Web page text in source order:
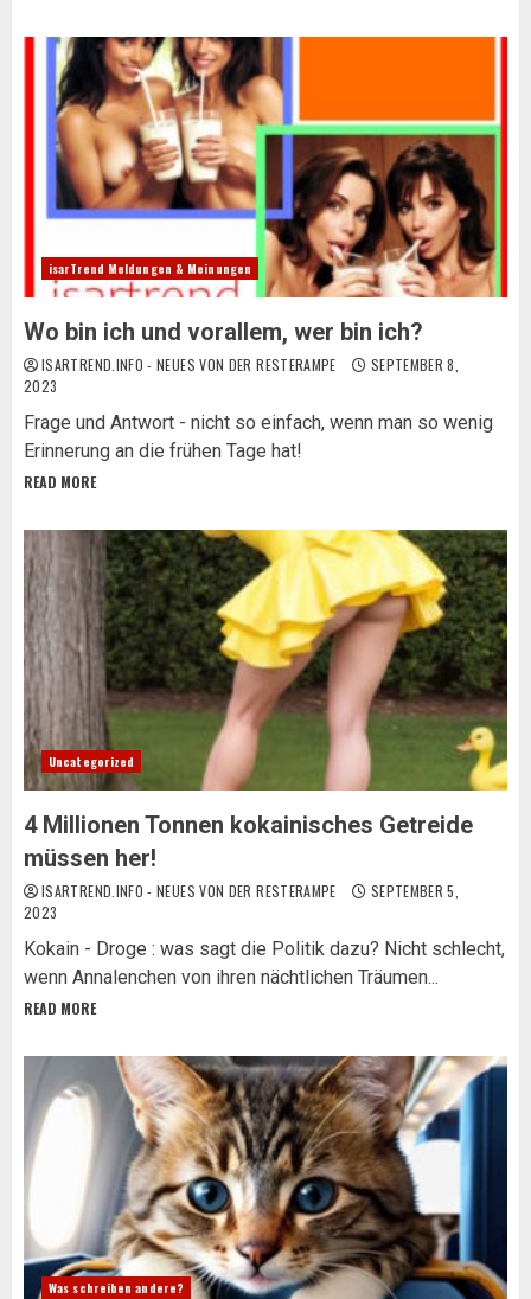
isarTrend Meldungen & Meinungen
Wo bin ich und vorallem, wer bin ich?
ISARTREND.INFO - NEUES VON DER RESTERAMPE
SEPTEMBER 8,
2023
Frage und Antwort - nicht so einfach, wenn man so wenig
Erinnerung an die frühen Tage hat!
READ MORE
Uncategorized
4 Millionen Tonnen kokainisches Getreide
müssen her!
ISARTREND.INFO - NEUES VON DER RESTERAMPE
SEPTEMBER 5,
2023
Kokain - Droge : was sagt die Politik dazu? Nicht schlecht,
wenn Annalenchen von ihren nächtlichen Träumen...
READ MORE
Was schreiben andere?